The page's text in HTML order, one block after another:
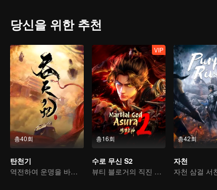
당신을 위한 추천
총40회
탄천기
역전하여 운명을 바꾸다, 서유기를 소재로 한 고전 선협물
총16회
VIP
수로 무신 S2
뷰티 블로거의 직진 본능: 복흑 소공작을 공략하다
총42회
자천